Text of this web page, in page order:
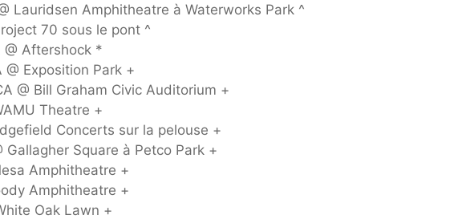
Lauridsen Amphitheatre à Waterworks Park ^
70 sous le pont ^
@ Aftershock *
Exposition Park +
@ Bill Graham Civic Auditorium +
Theatre +
Concerts sur la pelouse +
Gallagher Square à Petco Park +
Amphitheatre +
Amphitheatre +
Oak Lawn +